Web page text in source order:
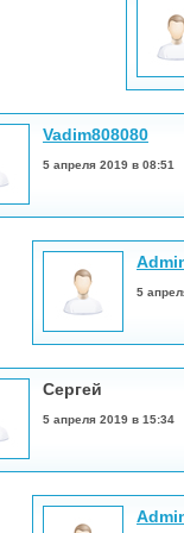
Vadim808080
5 апреля 2019 в 08:51
5
Сергей
5 апреля 2019 в 15:34